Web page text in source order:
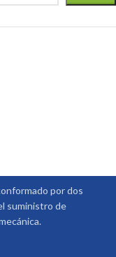
por dos
suministro de